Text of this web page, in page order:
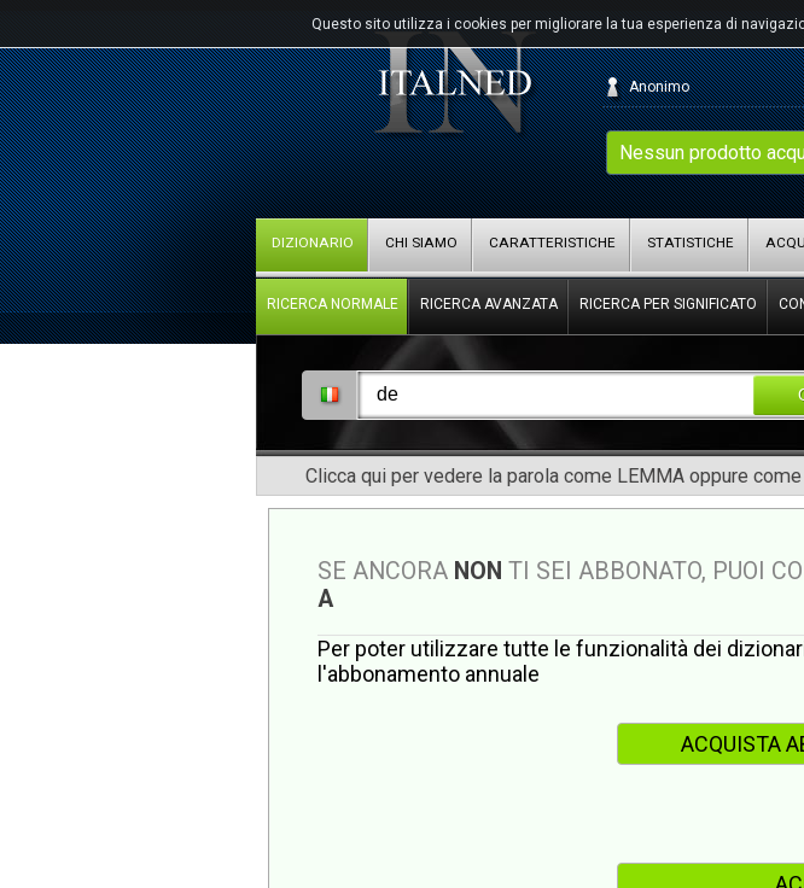
Questo sito utilizza i cookies per migliorare la tua esperienza di
Nessun prodotto
Anonimo
DIZIONARIO CHI SIAMO CARATTERISTICHE STATISTICHE
RICERCA NORMALE RICERCA AVANZATA RICERCA PER SIGNIFICATO
Clicca qui per vedere la parola come LEMMA oppure
SE ANCORA NON TI SEI ABBONATO, PUOI
A
Per poter utilizzare tutte le funzionalità dei
l'abbonamento annuale
ACQUISTA